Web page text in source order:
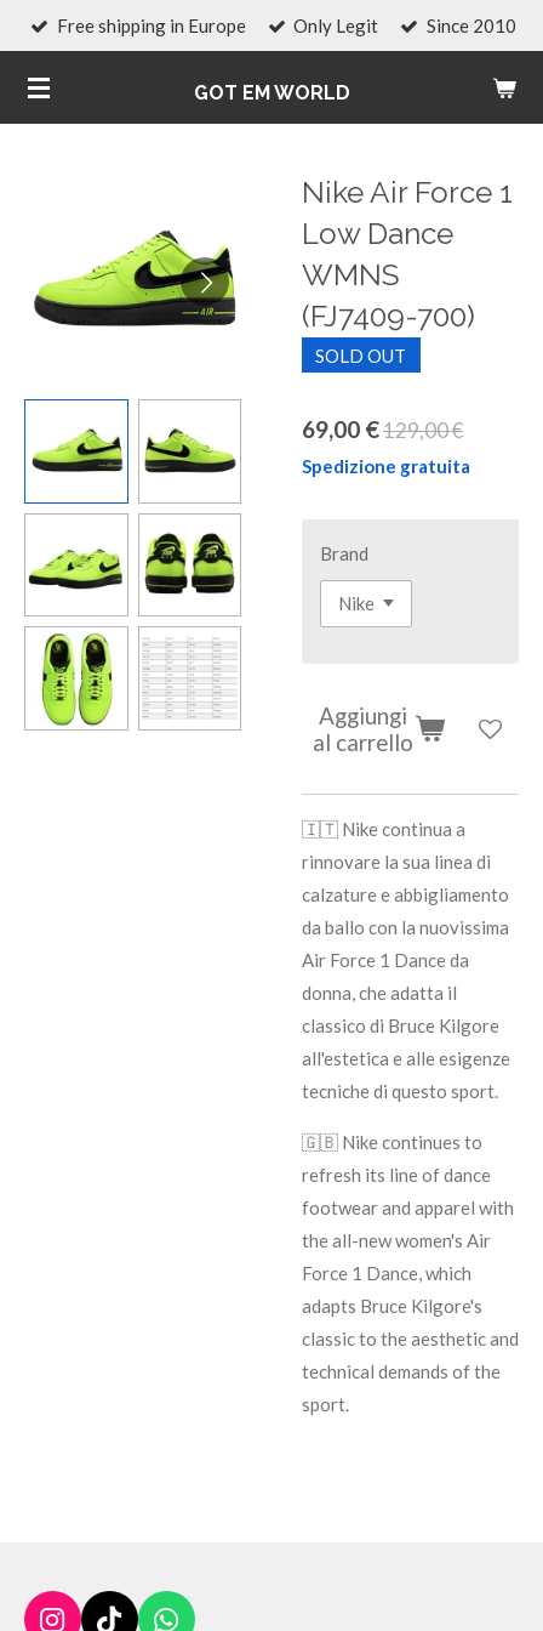
Vai
contenuto
principale
GOT EM WORLD
Free shipping in Europe Only Legit Since 2010
Nike Air Force 1
Low Dance
WMNS
(FJ7409-700)
SOLD OUT
69,00 €129,00 €
Spedizione gratuita
Brand
Aggiungi
al carrello
🇮🇹 Nike continua a
rinnovare la sua linea di
calzature e abbigliamento
da ballo con la nuovissima
Air Force 1 Dance da
donna, che adatta il
classico di Bruce Kilgore
all'estetica e alle esigenze
tecniche di questo sport.
🇬🇧 Nike continues to
refresh its line of dance
footwear and apparel with
the all-new women's Air
Force 1 Dance, which
adapts Bruce Kilgore's
classic to the aesthetic and
technical demands of the
sport.